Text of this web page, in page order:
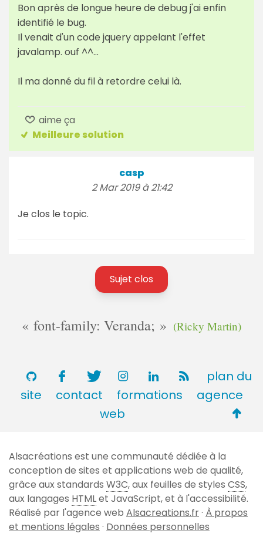
Bon après de longue heure de debug j'ai enfin
identifié le bug.
Il venait d'un code jquery appelant l'effet
javalamp. ouf ^^...
Il ma donné du fil à retordre celui là.
aime ça
Meilleure solution
casp
2 Mar 2019 à 21:42
Je clos le topic.
Sujet clos
font-family: Veranda; (Ricky Martin)
plan du
site
contact formations
agence
web
de
page
Alsacréations est une communauté dédiée à la
conception de sites et applications web de qualité,
grâce aux standards W3C, aux feuilles de styles CSS,
aux langages HTMLet JavaScript, et à l'accessibilité.
Réalisé par l'agence web Alsacreations.fr· À propos
et mentions légales · Données personnelles